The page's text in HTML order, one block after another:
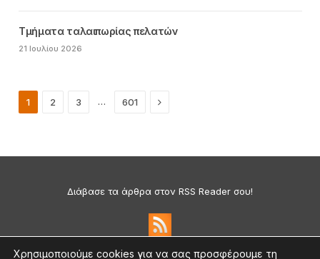
Τμήματα ταλαιπωρίας πελατών
21 Ιουλίου 2026
1 2 3 … 601 Next
Διάβασε τα άρθρα στον RSS Reader σου!
Χρησιμοποιούμε cookies για να σας προσφέρουμε τη